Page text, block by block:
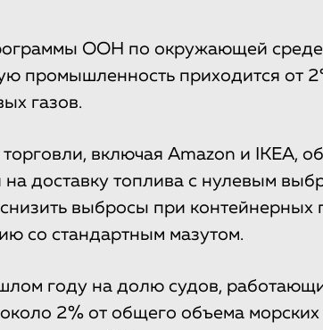
ООН по окружающей
промышленность приходится от
газов.
включая Amazon и IKEA,
доставку топлива с нулевым
выбросы при контейнерных
со стандартным мазутом.
году на долю судов,
2% от общего объема морских